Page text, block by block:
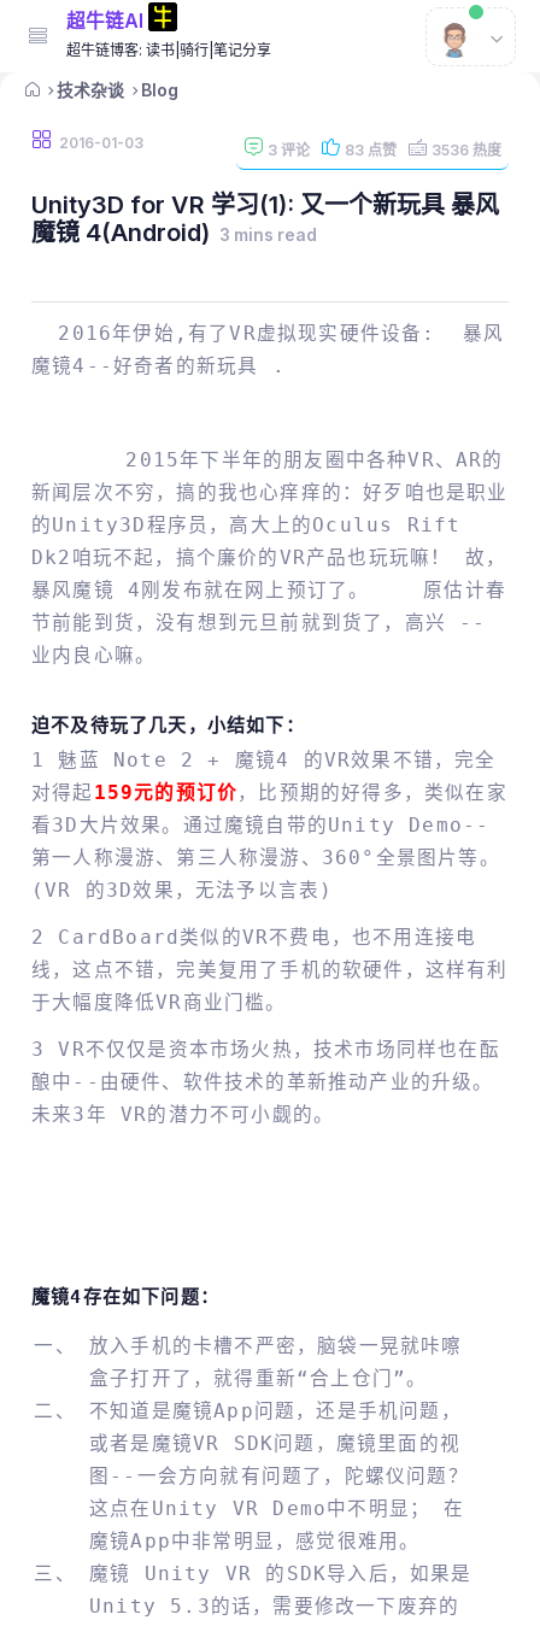
超牛链AI
超牛链博客: 读书|骑行|笔记分享
技术杂谈 Blog
2016-01-03 3 评论 83 点赞 3536 热度
Unity3D for VR 学习(1): 又一个新玩具 暴风
魔镜 4(Android)
3 mins read
2016年伊始,有了VR虚拟现实硬件设备: 暴风
魔镜4--好奇者的新玩具 .
2015年下半年的朋友圈中各种VR、AR的
新闻层次不穷，搞的我也心痒痒的：好歹咱也是职业
的Unity3D程序员，高大上的Oculus Rift
Dk2咱玩不起，搞个廉价的VR产品也玩玩嘛！ 故，
暴风魔镜 4刚发布就在网上预订了。 原估计春
节前能到货，没有想到元旦前就到货了，高兴 --
业内良心嘛。
迫不及待玩了几天，小结如下：
1 魅蓝 Note 2 + 魔镜4 的VR效果不错，完全
对得起 159元的预订价，比预期的好得多，类似在家
看3D大片效果。通过魔镜自带的Unity Demo--
第一人称漫游、第三人称漫游、360°全景图片等。
(VR 的3D效果，无法予以言表)
2 CardBoard类似的VR不费电，也不用连接电
线，这点不错，完美复用了手机的软硬件，这样有利
于大幅度降低VR商业门槛。
3 VR不仅仅是资本市场火热，技术市场同样也在酝
酿中--由硬件、软件技术的革新推动产业的升级。
未来3年 VR的潜力不可小觑的。
魔镜4存在如下问题：
放入手机的卡槽不严密，脑袋一晃就咔嚓
盒子打开了，就得重新“合上仓门”。
不知道是魔镜app问题，还是手机问题，
或者是魔镜VR SDK问题，魔镜里面的视
图--一会方向就有问题了，陀螺仪问题？
这点在Unity VR Demo中不明显； 在
魔镜app中非常明显，感觉很难用。
魔镜 Unity VR 的SDK导入后，如果是
Unity 5.3的话，需要修改一下废弃的